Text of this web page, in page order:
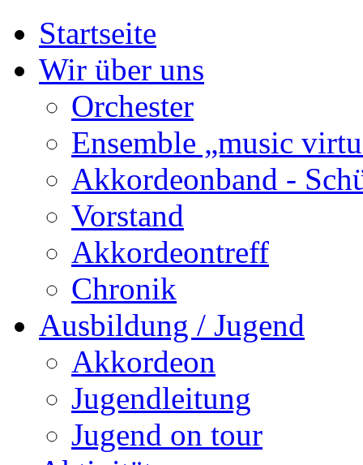
Startseite
Wir über uns
Orchester
Ensemble „music
Akkordeonband -
Vorstand
Akkordeontreff
Chronik
Ausbildung / Jugend
Akkordeon
Jugendleitung
Jugend on tour